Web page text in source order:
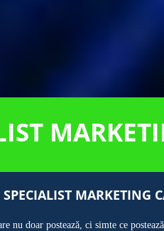
MARKETING
nu doar postează, ci simte ce